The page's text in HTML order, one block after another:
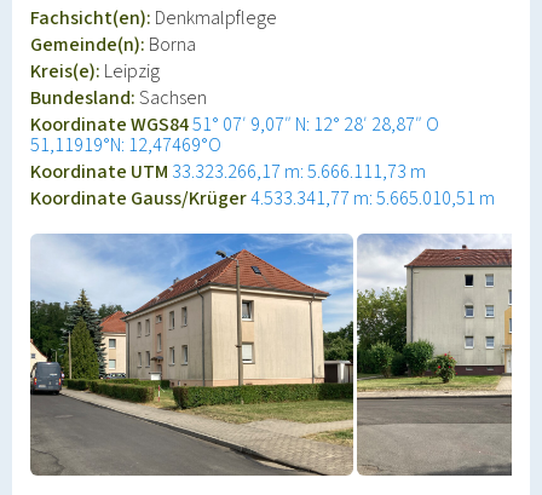
Fachsicht(en): Denkmalpflege
Gemeinde(n): Borna
Kreis(e): Leipzig
Bundesland:Sachsen
Koordinate WGS8451° 07′ 9,07″ N: 12° 28′ 28,87″ O
51,11919°N: 12,47469°O
Koordinate UTM 33.323.266,17 m: 5.666.111,73 m
Koordinate Gauss/Krüger4.533.341,77 m: 5.665.010,51 m